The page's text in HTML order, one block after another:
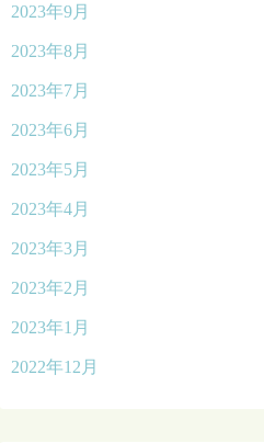
2023年9月
2023年8月
2023年7月
2023年6月
2023年5月
2023年4月
2023年3月
2023年2月
2023年1月
2022年12月